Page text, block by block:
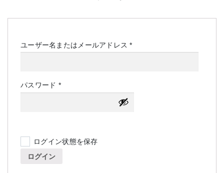
ユーザー名またはメールアドレス*必
パスワード *必
須
ログイン状態を保存
ログイン